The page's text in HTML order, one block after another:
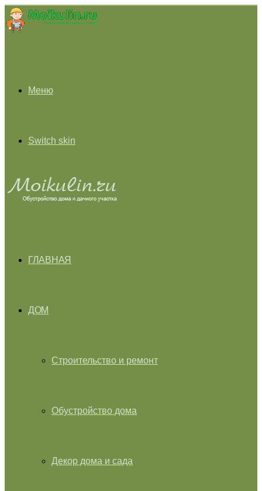
Меню
Switch skin
ГЛАВНАЯ
ДОМ
Строительство и ремонт
Обустройство дома
Декор дома и сада